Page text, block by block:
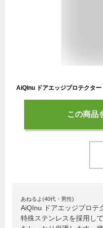
この商品
あねるよ(40代・男性)
AiQInu ドアエッジプロテ
特殊ステンレスを採用し